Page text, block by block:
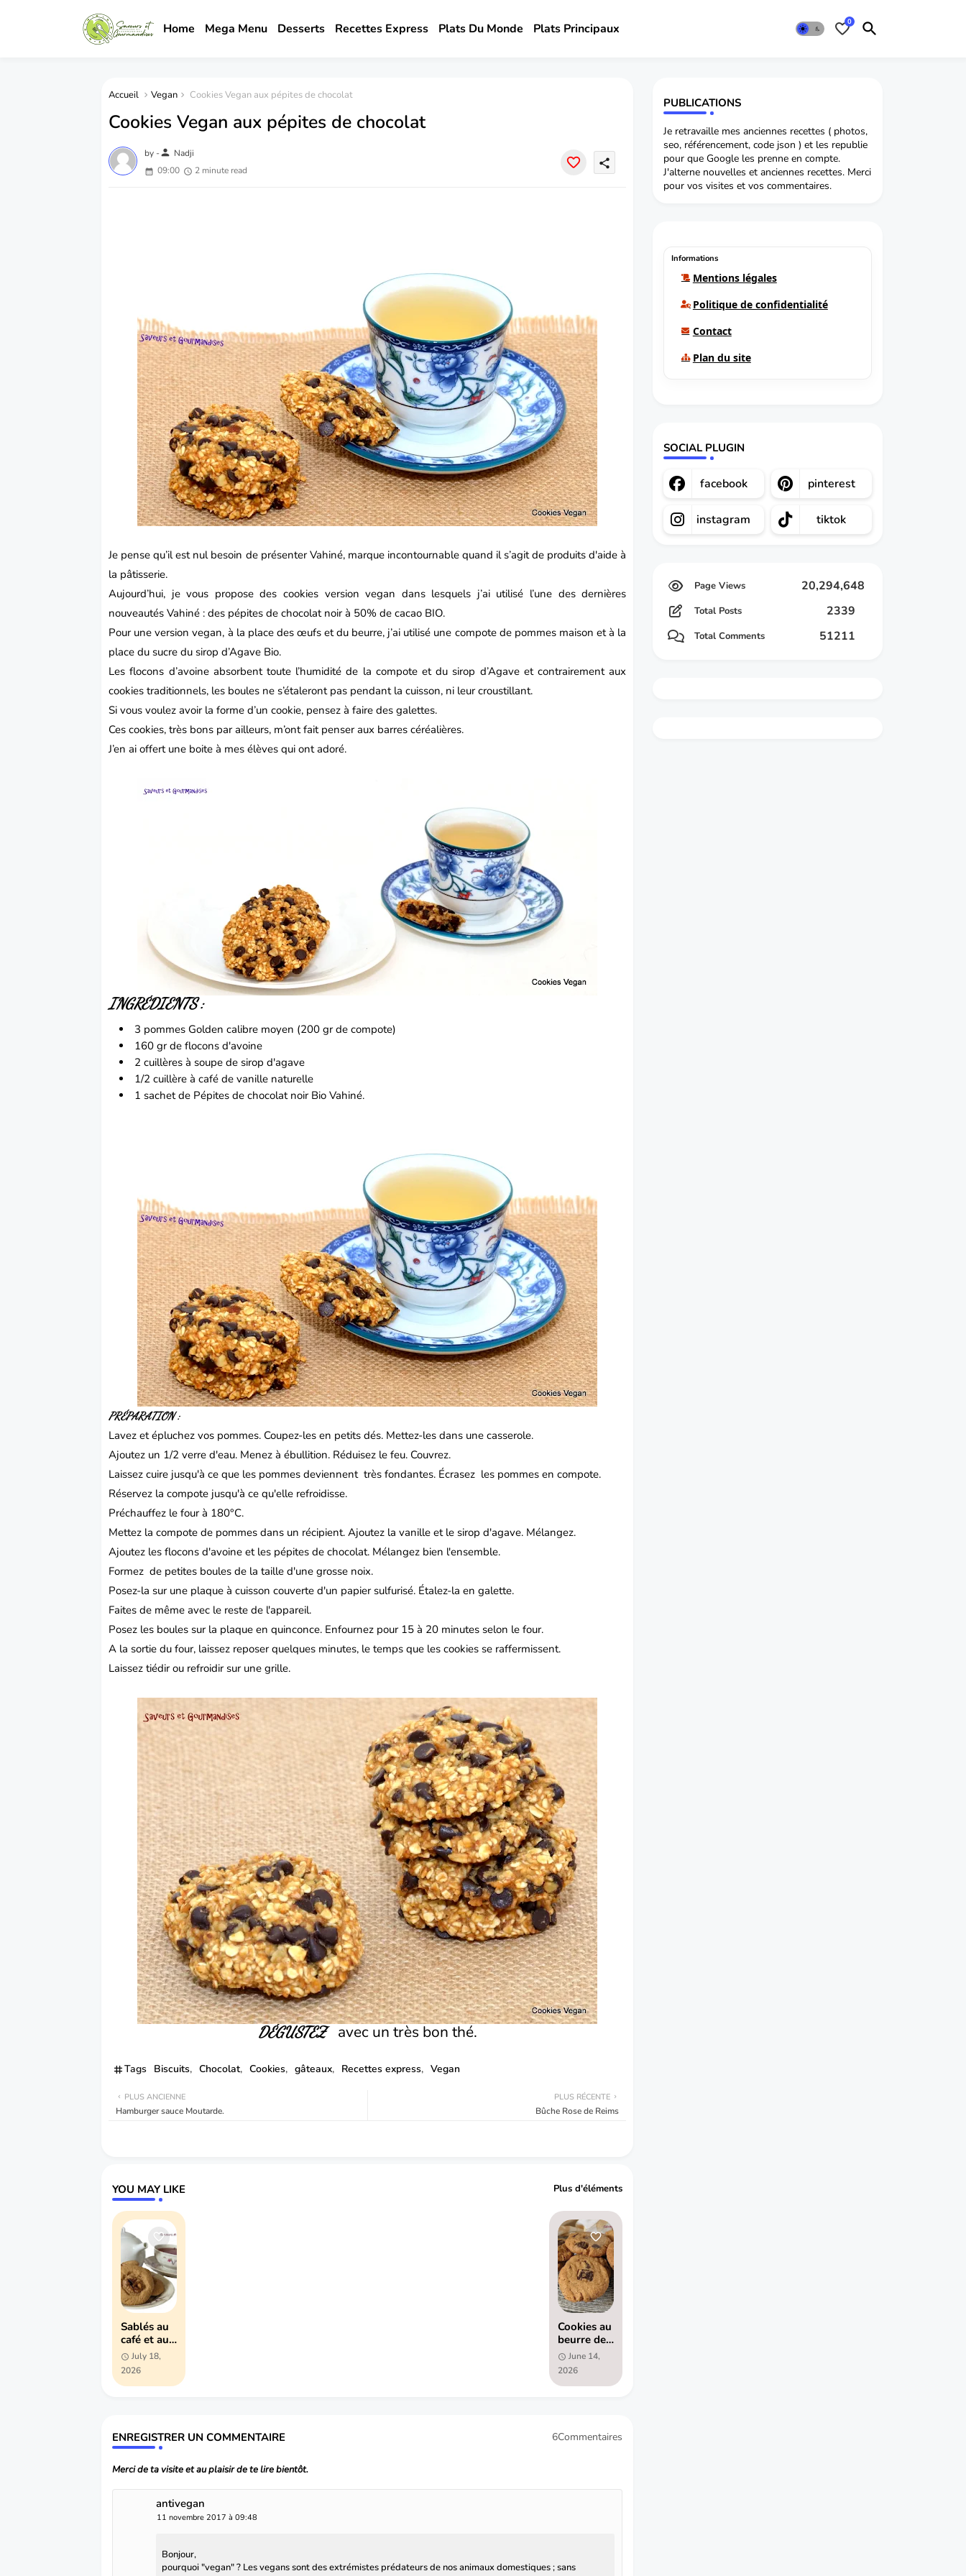
Home Mega Menu Desserts Recettes Express Plats Du Monde Plats Principaux 0
Accueil Vegan Cookies Vegan aux pépites de chocolat
Cookies Vegan aux pépites de chocolat
by -person Nadji
09:00
2 minute read
share
Je pense qu’il est nul besoin de présenterVahiné, marque incontournable quand il s’agit de produits d'aide à
la pâtisserie.
Aujourd’hui, je vous propose descookies version vegan dans lesquels j’ai utilisé l’une des dernières
nouveautés Vahiné : des pépites de chocolat noir à 50% de cacao BIO.
Pour une version vegan, à la place des œufs et du beurre, j’ai utilisé une compote de pommes maison et à la
place du sucre du sirop d’Agave Bio.
Les flocons d’avoine absorbent toute l’humidité de la compote et du sirop d’Agave et contrairement aux
cookies traditionnels, les boules ne s’étaleront pas pendant la cuisson, ni leur croustillant.
Si vous voulez avoir la forme d’un cookie, pensez à faire des galettes.
Ces cookies, très bons par ailleurs, m’ont fait penser aux barres céréalières.
J’en ai offert une boite à mes élèves qui ont adoré.
INGRÉDIENTS :
3 pommes Golden calibre moyen (200 gr de compote)
160 gr de flocons d'avoine
2 cuillères à soupe de sirop d'agave
1/2 cuillère à café de vanille naturelle
1 sachet de Pépites de chocolat noir Bio Vahiné.
PRÉPARATION :
Lavez et épluchez vos pommes. Coupez-les en petits dés. Mettez-les dans une casserole.
Ajoutez un 1/2 verre d'eau. Menez à ébullition. Réduisez le feu. Couvrez.
Laissez cuire jusqu'à ce que les pommes deviennent très fondantes. Écrasez les pommes en compote.
Réservez la compote jusqu'à ce qu'elle refroidisse.
Préchauffez le four à 180°C.
Mettez la compote de pommes dans un récipient.Ajoutez la vanille et le sirop d'agave. Mélangez.
Ajoutez les flocons d'avoine et les pépites de chocolat. Mélangez bien l'ensemble.
Formez de petites boules de la taille d'une grosse noix.
Posez-la sur une plaque à cuisson couverte d'un papier sulfurisé. Étalez-la en galette.
Faites de même avec le reste de l'appareil.
Posez les boules sur la plaque en quinconce. Enfournez pour 15 à 20 minutes selon le four.
A la sortie du four, laissez reposer quelques minutes, le temps que les cookies se raffermissent.
Laissez tiédir ou refroidir sur une grille.
DÉGUSTEZ avec un très bon thé.
Tags Biscuits Chocolat Cookies gâteaux Recettes express Vegan
PLUS RÉCENTE
Bûche Rose de Reims
PLUS ANCIENNE
Hamburger sauce Moutarde.
YOU MAY LIKE Plus d'éléments
Sablés au
café et aux
noix
(recette
facile)
July 18,
2026
Cookies au
beurre de
cacahuète
et pépites
de
chocolat
sans
lactose)
June 14,
2026
ENREGISTRER UN COMMENTAIRE 6Commentaires
Merci de ta visite et au plaisir de te lire bientôt.
antivegan
11 novembre 2017 à 09:48
Bonjour,
pourquoi "vegan" ? Les vegans sont des extrémistes prédateurs de nos animaux domestiques ; sans
PUBLICATIONS
Je retravaille mes anciennes recettes ( photos,
seo, référencement, code json ) et les republie
pour que Google les prenne en compte.
J'alterne nouvelles et anciennes recettes. Merci
pour vos visites et vos commentaires.
Informations
Mentions légales
Politique de confidentialité
Contact
Plan du site
SOCIAL PLUGIN
facebook pinterest
instagram tiktok
20,294,648
Total Posts 2339
Total Comments 51211